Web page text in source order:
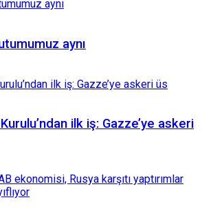
aynı
Kurulu’ndan ilk iş: Gazze’ye askeri